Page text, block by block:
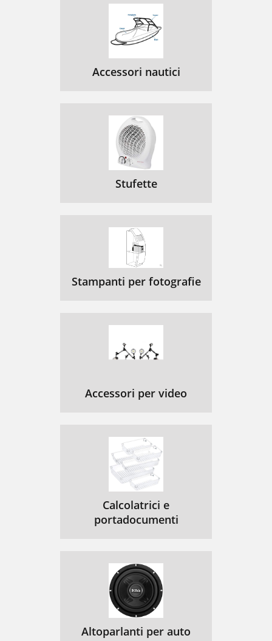
Accessori nautici
Stufette
Stampanti per fotografie
Accessori per video
Calcolatrici e
portadocumenti
Altoparlanti per auto